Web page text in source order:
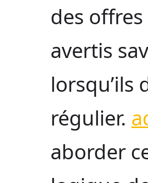
des
avertis
lorsqu’ils
régulier.
aborder